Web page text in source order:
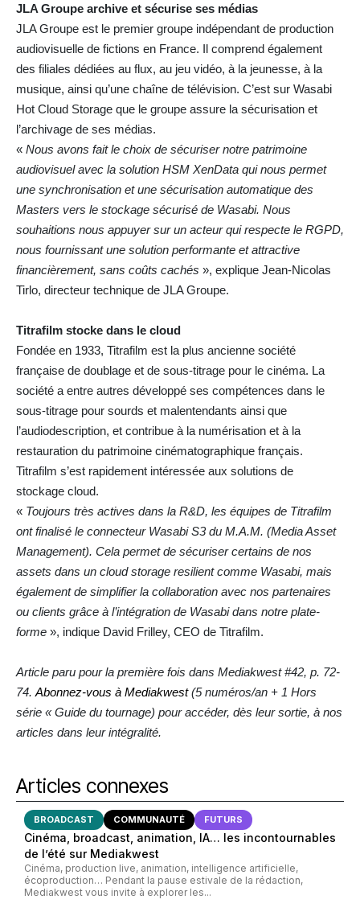
JLA Groupe archive et sécurise ses médias
JLA Groupe est le premier groupe indépendant de production
audiovisuelle de fictions en France. Il comprend également
des filiales dédiées au flux, au jeu vidéo, à la jeunesse, à la
musique, ainsi qu’une chaîne de télévision. C’est sur Wasabi
Hot Cloud Storage que le groupe assure la sécurisation et
l’archivage de ses médias.
« Nous avons fait le choix de sécuriser notre patrimoine
audiovisuel avec la solution HSM XenData qui nous permet
une synchronisation et une sécurisation automatique des
Masters vers le stockage sécurisé de Wasabi. Nous
souhaitions nous appuyer sur un acteur qui respecte le RGPD,
nous fournissant une solution performante et attractive
financièrement, sans coûts cachés », explique Jean-Nicolas
Tirlo, directeur technique de JLA Groupe.
Titrafilm stocke dans le cloud
Fondée en 1933, Titrafilm est la plus ancienne société
française de doublage et de sous-titrage pour le cinéma. La
société a entre autres développé ses compétences dans le
sous-titrage pour sourds et malentendants ainsi que
l’audiodescription, et contribue à la numérisation et à la
restauration du patrimoine cinématographique français.
Titrafilm s’est rapidement intéressée aux solutions de
stockage cloud.
« Toujours très actives dans la R&D, les équipes de Titrafilm
ont finalisé le connecteur Wasabi S3 du M.A.M. (Media Asset
Management). Cela permet de sécuriser certains de nos
assets dans un cloud storage resilient comme Wasabi, mais
également de simplifier la collaboration avec nos partenaires
ou clients grâce à l’intégration de Wasabi dans notre plate-
forme », indique David Frilley, CEO de Titrafilm.
Article paru pour la première fois dans Mediakwest #42, p. 72-
74. Abonnez-vous à Mediakwest(5 numéros/an + 1 Hors
série « Guide du tournage) pour accéder, dès leur sortie, à nos
articles dans leur intégralité.
Articles connexes
BROADCAST COMMUNAUTÉ FUTURS
Cinéma, broadcast, animation, IA… les incontournables
de l’été sur Mediakwest
Cinéma, production live, animation, intelligence artificielle,
écoproduction… Pendant la pause estivale de la rédaction,
Mediakwest vous invite à explorer les...